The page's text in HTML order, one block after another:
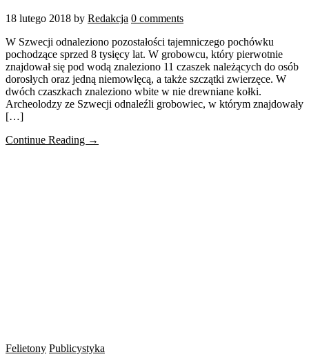
18 lutego 2018 by Redakcja 0 comments
W Szwecji odnaleziono pozostałości tajemniczego pochówku
pochodzące sprzed 8 tysięcy lat. W grobowcu, który pierwotnie
znajdował się pod wodą znaleziono 11 czaszek należących do osób
dorosłych oraz jedną niemowlęcą, a także szczątki zwierzęce. W
dwóch czaszkach znaleziono wbite w nie drewniane kołki.
Archeolodzy ze Szwecji odnaleźli grobowiec, w którym znajdowały
[…]
Continue Reading →
Felietony Publicystyka